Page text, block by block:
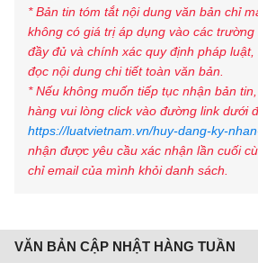
* Bản tin tóm tắt nội dung văn bản chỉ
không có giá trị áp dụng vào các
đầy đủ và chính xác quy định pháp
đọc nội dung chi tiết toàn văn bản.
* Nếu không muốn tiếp tục nhận bản
hàng vui lòng click vào đường link dưới
https://luatvietnam.vn/huy-dang-ky-
nhận được yêu cầu xác nhận lần cuối
chỉ email của mình khỏi danh sách.
VĂN BẢN CẬP NHẬT HÀNG TUẦN